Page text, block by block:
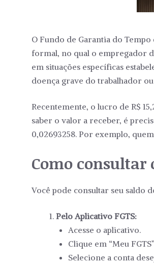
O Fundo de Garantia do
formal, no qual o empregador
em situações específicas
doença grave do trabalhador
Recentemente, o lucro de R$
saber o valor a receber, é
0,02693258. Por exemplo,
Como consultar
Você pode consultar seu saldo
Pelo Aplicativo FGTS:
Acesse o aplicativo.
Clique em “Meu
Selecione a conta